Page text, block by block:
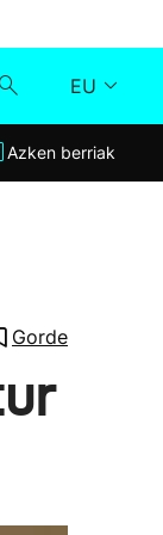
EU
Klisk
berriak
Azken berriak
Gorde